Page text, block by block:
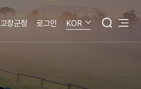
고창군청 로그인 KOR